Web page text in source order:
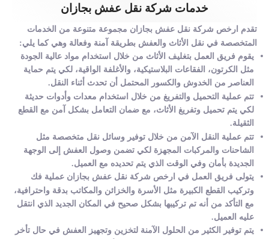
خدمات شركة نقل عفش بجازان
تقدم ارخص شركة نقل عفش بجازان مجموعة متنوعة من الخدمات
المتخصصة في نقل الأثاث والعفش بطريقة آمنة وفعالة وهي كما يلي:
يقوم فريق العمل بتغليف الأثاث من خلال استخدام مواد عالية الجودة
مثل الكرتون، الفقاعات البلاستيكية، والأغلفة الواقية، لكي يتم حماية
العناصر من الخدوش والكسور المحتمل أن تحدث أثناء النقل.
تتم عملية التحميل والتفريغ من خلال استخدام معدات وأدوات حديثة
لكي يتم تحميل وتفريغ الأثاث، مع ضمان التعامل بشكل آمن مع القطع
الثقيلة.
تتم عملية النقل الآمن من خلال توفير وسائل نقل متخصصة مثل
الشاحنات والمركبات المجهزة لكي تضمن وصول العفش إلى الوجهة
الجديدة بأمان وفي الوقت الذي يتم تحديده مع العميل.
يتولى فريق العمل في ارخص شركة نقل عفش بجازان عملية فك
وتركيب القطع الكبيرة مثل الأسرة والخزائن والمكاتب بدقة واحترافية،
مع التأكد من أنه تم تركيبها بشكل صحيح في المكان الجديد الذي انتقل
عليه العميل.
يتم توفير الكثير من الحلول الآمنة لتخزين وتجهيز العفش في حال تأخر